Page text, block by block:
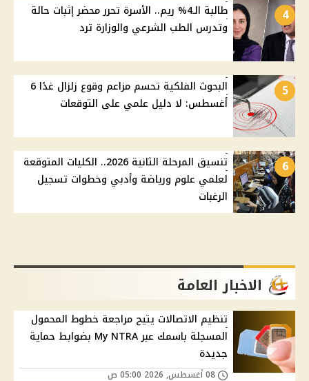
4
طالبة الـ4% ريم.. الأسرة تحرر محضر إثبات حالة
وتدرس الطب الشرعي والوزارة ترد
5
البحوث الفلكية تحسم مزاعم وقوع زلزال غدًا 6
أغسطس: لا دليل علمي على التوقعات
6
تنسيق المرحلة الثانية 2026.. الكليات المتوقعة
لعلمي علوم ورياضة وأدبي وخطوات تسجيل
الرغبات
الاخبار العامة
تنظيم الاتصالات يتيح مراجعة خطوط المحمول
المسجلة باسمك عبر My NTRA بضوابط حماية
جديدة